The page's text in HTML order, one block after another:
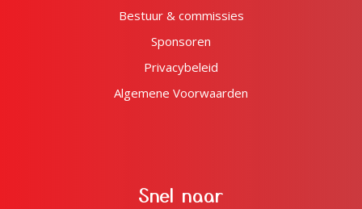
Bestuur & commissies
Sponsoren
Privacybeleid
Algemene Voorwaarden
Snel naar